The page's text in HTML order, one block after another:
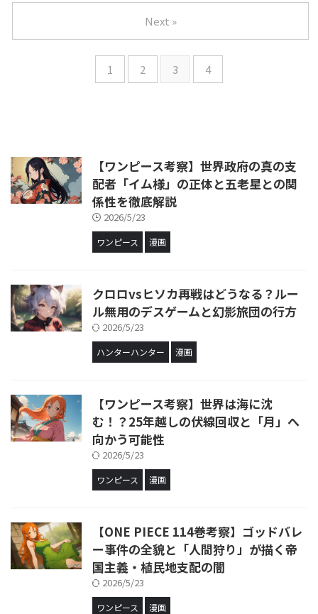
1 2 3 4
Next »
【ワンピース考察】世界政府の真の支
配者「イム様」の正体と五老星との関
係性を徹底解説
2026/5/23
ワンピース 漫画
クロロvsヒソカ再戦はどうなる？ルー
ル無用のデスゲームと幻影旅団の行方
2026/5/23
ハンターハンター 漫画
【ワンピース考察】世界は海に沈
む！？25年越しの伏線回収と「月」へ
向かう可能性
2026/5/23
ワンピース 漫画
【ONE PIECE 114巻考察】ゴッドバレ
ー事件の全貌と「人間狩り」が描く帝
国主義・植民地支配の闇
2026/5/23
ワンピース 漫画